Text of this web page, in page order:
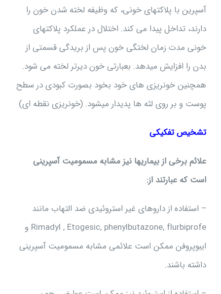
آسپرین با پلاکتهای خونی، که وظیفه لخته شدن خون را
دارند، تداخل پیدا می کند. اختلال در عملکرد پلاکتهای
خونی مدت زمان لختگی خون پس از بریدگی قسمتی از
بدن را افزایش میدهد. بعبارتی خون دیرتر لخته می شود.
همچنین خونریزی های خود بخود بصورت کبودی در سطح
پوست و بر روی لثه ها پدیدار میشود. (خونریزی نقطه ای)
تشخیص تفکیکی
علائم برخی از بیماریها نیز مشابه مسمومیت آسپرینی
است که عبارتند از:
– استفاده از داروهای غیر استروئیدی ضد التهاب مانند
Rimadyl , Etogesic, phenylbutazone, flurbiprofe و
ایبوپروفن ممکن است علائمی مشابه مسمومیت آسپرینی
داشته باشند.